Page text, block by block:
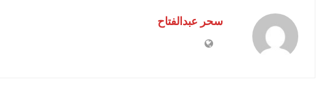
سحر عبدالفتاح